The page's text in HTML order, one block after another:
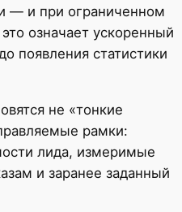
— и при ограниченном
означает ускоренный
появления статистики
не «тонкие
рамки:
лида, измеримые
и заранее заданный